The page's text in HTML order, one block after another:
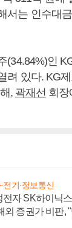
서는 인수대
(34.84%)인
려 있다. KG제
, 곽재선 회장
전기·정보통신
전자 SK하이닉
외 증권가 비판,